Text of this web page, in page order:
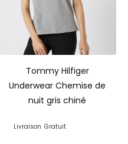
Tommy Hilfiger
Underwear Chemise de
nuit gris chiné
Livraison Gratuit